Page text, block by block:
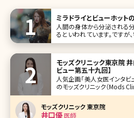
ミラドライとビューホット
人間の身体から分泌される
るといわれています。です
けではなく、他人に不快感を
ン汗腺から分泌される汗が
には水分だけではなく、
モッズクリニック東京院
ビュー第五十九回】
人気企画「美人女医インタビ
のモッズクリニック（Mods
う）先生です。 そのこだわりから脂肪吸引・脂肪注入で指名が
多い銀座のモッズクリニック
帰りや一泊二日で脂肪吸引の
モッズクリニック 東京院
井口優医師